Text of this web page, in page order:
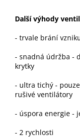
Další výhody
- trvale brání
- snadná údržba -
krytky
- ultra tichý -
rušivé ventilátory
- úspora energie -
- 2 rychlosti